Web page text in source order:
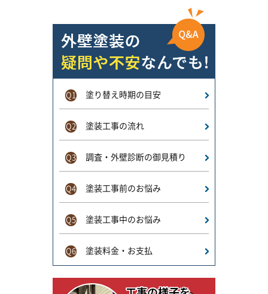
Q1 塗り替え時期の目安
Q2 塗装工事の流れ
Q3 調査・外壁診断の御見積り
Q4 塗装工事前のお悩み
Q5 塗装工事中のお悩み
Q6 塗装料金・お支払